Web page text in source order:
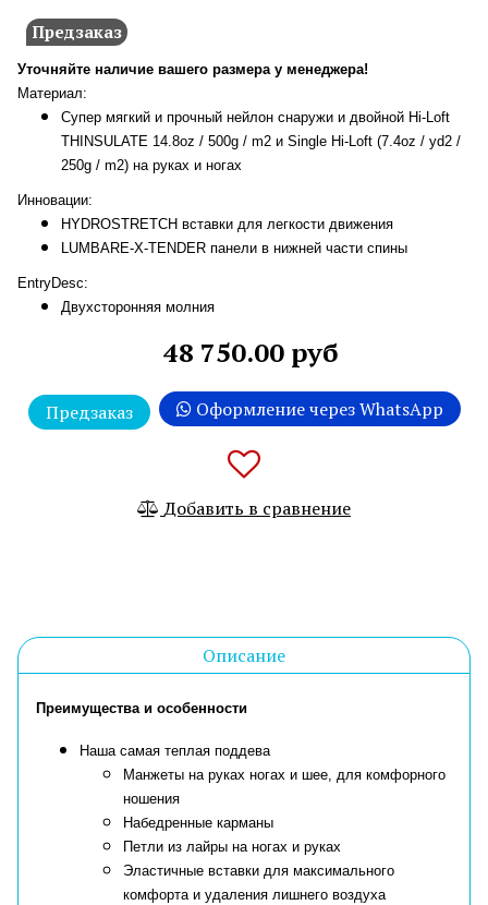
Предзаказ
Уточняйте наличие вашего размера у менеджера!
Материал:
Супер мягкий и прочный нейлон снаружи и двойной Hi-Loft
THINSULATE 14.8oz / 500g / m2 и Single Hi-Loft (7.4oz / yd2 /
250g / m2) на руках и ногах
Инновации:
HYDROSTRETCH вставки для легкости движения
LUMBARE-X-TENDER панели в нижней части спины
EntryDesc:
Двухсторонняя молния
48 750.00 руб
Предзаказ Оформление через WhatsApp
Добавить в сравнение
Описание
Преимущества и особенности
Наша самая теплая поддева
Манжеты на руках ногах и шее, для комфорного
ношения
Набедренные карманы
Петли из лайры на ногах и руках
Эластичные вставки для максимального
комфорта и удаления лишнего воздуха